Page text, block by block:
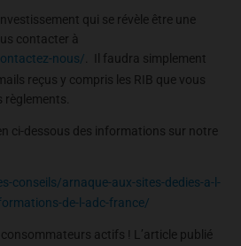
qui se révèle être une
contacter à
nous/. Il faudra simplement
reçus y compris les RIB que vous
règlements.
ci-dessous des informations sur notre
conseils/arnaque-aux-sites-dedies-a-l-
de-l-adc-france/
actifs ! L’article publié